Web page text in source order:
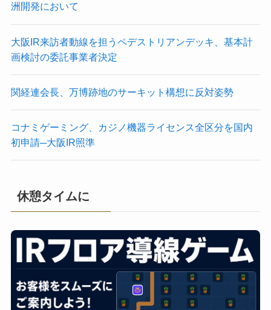
洲開発において
大阪IR来訪者動線を担うペデストリアンデッキ、基本計
画検討の委託事業者決定
関経連会長、万博跡地のサーキット構想に反対姿勢
コナミゲーミング、カジノ機器ライセンス全区分を国内
初申請─大阪IR照準
休憩タイムに